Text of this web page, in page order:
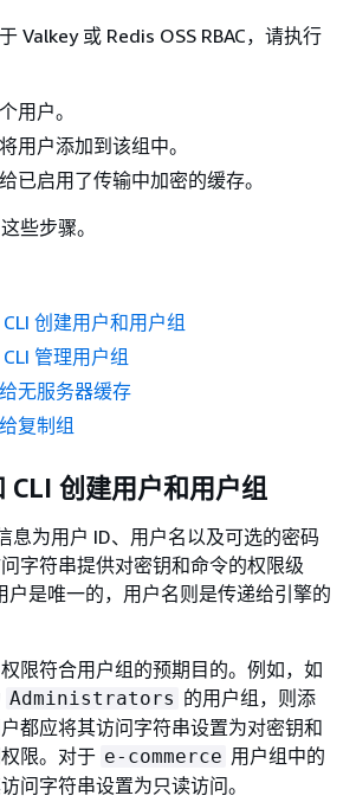
Valkey 或 Redis OSS RBAC，请执行
用户。
用户添加到该组中。
已启用了传输中加密的缓存。
些步骤。
创建用户和用户组
管理用户组
无服务器缓存
复制组
CLI 创建用户和用户组
息为用户 ID、用户名以及可选的密码
字符串提供对密钥和命令的权限级
户是唯一的，用户名则是传递给引擎的
限符合用户组的预期目的。例如，如
Administrators 的用户组，则添
都应将其访问字符串设置为对密钥和
限。对于 e-commerce 用户组中的
问字符串设置为只读访问。